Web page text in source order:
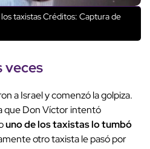
taxistasCréditos: Captura de
veces
a Israel y comenzó la golpiza.
que Don Víctor intentó
uno de los taxistas lo tumbó
otro taxista le pasó por